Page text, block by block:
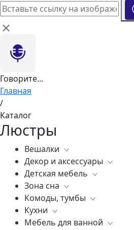
Говорите...
Главная
/
Каталог
Люстры
Вешалки
Все
Декор и аксессуары
Все
Вазы
Элитные зеркала
Ковры
Статуэтки
Детская мебель
Все
Комоды, тумбы
Зеркала
Освещение
Зона сна
Все
Постельное белье
Матрасы
Комоды, тумбы
Все
Бары
Кухни
Все
Мебель для ванной